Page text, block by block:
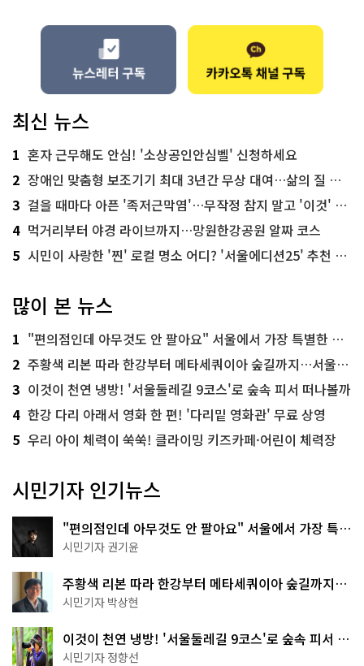
최신 뉴스
1 혼자 근무해도 안심! '소상공인안심벨' 신청하세요
2 장애인 맞춤형 보조기기 최대 3년간 무상 대여…삶의 질 높인다
3 걸을 때마다 아픈 '족저근막염'…무작정 참지 말고 '이것' 해보세요!
4 먹거리부터 야경 라이브까지…망원한강공원 알짜 코스
5 시민이 사랑한 '찐' 로컬 명소 어디? '서울에디션25' 추천 코스
많이 본 뉴스
1 "편의점인데 아무것도 안 팔아요" 서울에서 가장 특별한 편의점의 정체
2 주황색 리본 따라 한강부터 메타세쿼이아 숲길까지…서울둘레길 15코스
3 이것이 천연 냉방! '서울둘레길 9코스'로 숲속 피서 떠나볼까
4 한강 다리 아래서 영화 한 편! '다리밑 영화관' 무료 상영
5 우리 아이 체력이 쑥쑥! 클라이밍 키즈카페·어린이 체력장
시민기자 인기뉴스
"편의점인데 아무것도 안 팔아요" 서울에서 가장 특별
한 편의점의 정체
시민기자 권기윤
주황색 리본 따라 한강부터 메타세쿼이아 숲길까지…
서울둘레길 15코스
시민기자 박상현
이것이 천연 냉방! '서울둘레길 9코스'로 숲속 피서 떠
나볼까
시민기자 정향선